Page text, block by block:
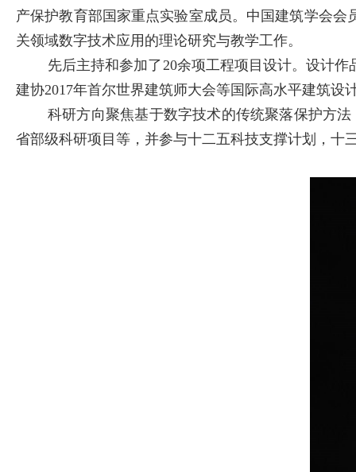
产保护教育部国家重点实验室成员。中国建筑学会
关领域数字技术应用的理论研究与教学工作。
先后主持和参加了20余项工程项目设计。设计
建协2017年首尔世界建筑师大会等国际高水平建筑设
科研方向聚焦基于数字技术的传统聚落保护方
省部级科研项目等，并参与十二五科技支撑计划，十